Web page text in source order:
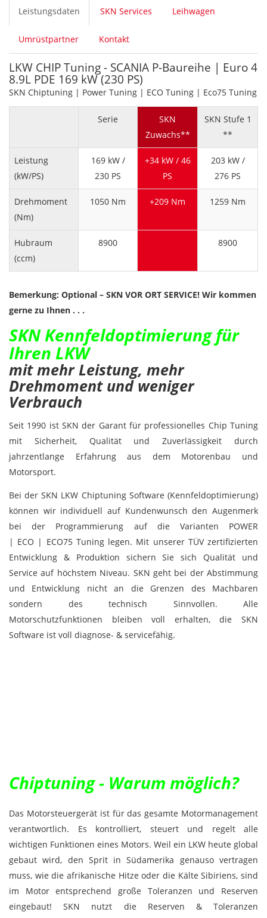
Leistungsdaten SKN Services Leihwagen
Umrüstpartner Kontakt
LKW CHIP Tuning - SCANIA P-Baureihe | Euro 4
8.9L PDE 169 kW (230 PS)
SKN Chiptuning | Power Tuning | ECO Tuning | Eco75 Tuning
Serie
SKN
Zuwachs**
SKN Stufe 1
**
Leistung
(kW/PS)
169 kW /
230 PS
+34 kW / 46
PS
203 kW /
276 PS
Drehmoment
(Nm)
1050 Nm +209 Nm 1259 Nm
Hubraum
(ccm)
8900 8900
Bemerkung: Optional – SKN VOR ORT SERVICE! Wir kommen
gerne zu Ihnen . . .
SKN Kennfeldoptimierung für
Ihren LKW
mit mehr Leistung, mehr
Drehmoment und weniger
Verbrauch
Seit 1990 ist SKN der Garant für professionelles Chip Tuning
mit Sicherheit, Qualität und Zuverlässigkeit durch
jahrzentlange Erfahrung aus dem Motorenbau und
Motorsport.
Bei der SKN LKW Chiptuning Software (Kennfeldoptimierung)
können wir individuell auf Kundenwunsch den Augenmerk
bei der Programmierung auf die Varianten POWER
| ECO | ECO75 Tuning legen. Mit unserer TÜV zertifizierten
Entwicklung & Produktion sichern Sie sich Qualität und
Service auf höchstem Niveau. SKN geht bei der Abstimmung
und Entwicklung nicht an die Grenzen des Machbaren
sondern des technisch Sinnvollen. Alle
Motorschutzfunktionen bleiben voll erhalten, die SKN
Software ist voll diagnose- & servicefähig.
Chiptuning - Warum möglich?
Das Motorsteuergerät ist für das gesamte Motormanagement
verantwortlich. Es kontrolliert, steuert und regelt alle
wichtigen Funktionen eines Motors. Weil ein LKW heute global
gebaut wird, den Sprit in Südamerika genauso vertragen
muss, wie die afrikanische Hitze oder die Kälte Sibiriens, sind
im Motor entsprechend große Toleranzen und Reserven
eingebaut! SKN nutzt die Reserven & Toleranzen